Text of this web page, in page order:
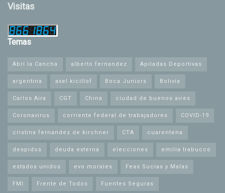
Visitas
Temas
Abrí la Cancha alberto fernandez Apiladas Deportivas
argentina axel kicillof Boca Juniors Bolivia
Carlos Aira CGT China ciudad de buenos aires
Coronavirus corriente federal de trabajadores COVID-19
cristina fernandez de kirchner CTA cuarentena
despidos deuda externa elecciones emilia trabucco
estados unidos evo morales Feas Sucias y Malas
FMI Frente de Todos Fuentes Seguras